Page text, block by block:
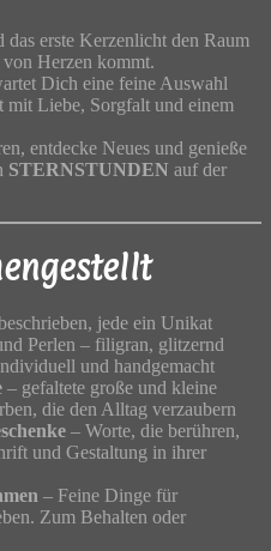
erste Kerzenlicht den Raum
Herzen kommt.
Dich eine feine Auswahl
mit Liebe, Sorgfalt und einem
entdecke Neues und genieße
STERNSTUNDEN auf der
jede ein Unikat
Perlen – filigran, glitzernd
und handgemacht
– gefaltete große und kleine
die den Alltag verzaubern
– Worte, die berühren,
und Gestaltung in ihrer
– Feine Dinge für
Zum Behalten oder